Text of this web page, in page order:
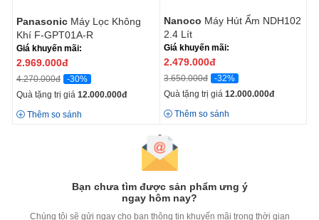
Panasonic Máy Lọc Không
Khí F-GPT01A-R
Giá khuyến mãi:
2.969.000đ
4.270.000đ
-30%
Quà tặng trị giá 12.000.000đ
Thêm so sánh
Nanoco Máy Hút Ẩm NDH102
2.4 Lít
Giá khuyến mãi:
2.479.000đ
3.650.000đ
-32%
Quà tặng trị giá 12.000.000đ
Thêm so sánh
Bạn chưa tìm được sản phẩm ưng ý
ngay hôm nay?
Chúng tôi sẽ gửi ngay cho bạn thông tin khuyến mãi trong thời gian